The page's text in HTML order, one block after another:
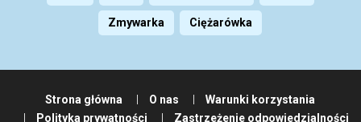
Zmywarka Ciężarówka
Strona główna O nas
Warunki korzystania
Polityka prywatności
Zastrzeżenie odpowiedzialności